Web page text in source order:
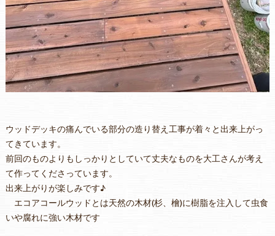
ウッドデッキの痛んでいる部分の造り替え工事が着々と出来上がっ
てきています。
前回のものよりもしっかりとしていて丈夫なものを大工さんが考え
て作ってくださっています。
出来上がりが楽しみです♪
エコアコールウッドとは天然の木材(杉、檜)に樹脂を注入して虫食
いや腐れに強い木材です